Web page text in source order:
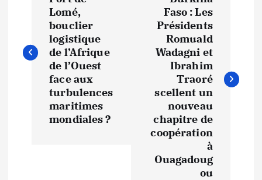
i
Lomé,
bouclier
logistique
de l’Afrique
de l’Ouest
face aux
turbulences
maritimes
mondiales ?
Faso : Les
Présidents
Romuald
Wadagni et
Ibrahim
Traoré
scellent un
nouveau
chapitre de
coopération
à
Ouagadoug
ou